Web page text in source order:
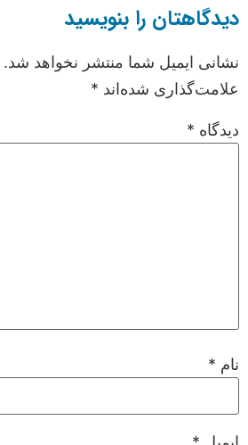
دیدگاهتان را بنویسید
نشانی ایمیل شما منتشر نخواهد شد.
علامت‌گذاری شده‌اند *
دیدگاه *
نام *